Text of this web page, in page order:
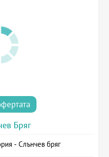
Бряг
- Слънчев бряг